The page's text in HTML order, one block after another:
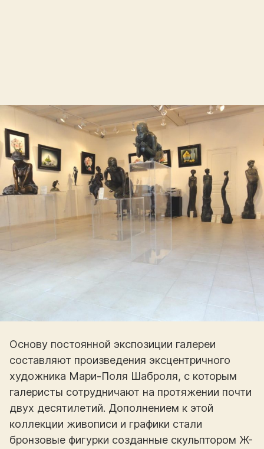
Основу постоянной экспозиции галереи
составляют произведения эксцентричного
художника Мари-Поля Шаброля, с которым
галеристы сотрудничают на протяжении почти
двух десятилетий. Дополнением к этой
коллекции живописи и графики стали
бронзовые фигурки созданные скульптором Ж-